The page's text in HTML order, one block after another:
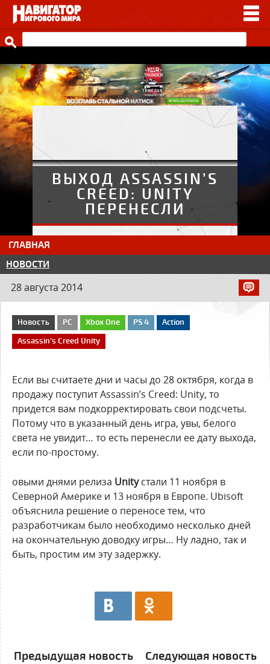
ВИДЕО
СТАТЬИ
ИГРЫ
ПРОЧЕЕ
ИГРЫ ОТ НАШИХ
ВЫХОД ASSASSIN’S
CREED: UNITY
ПЕРЕНЕСЛИ
ГЛАВНАЯ
НОВОСТИ
28 августа 2014
Новость PC Xbox One PS 4
Action
Assassin’s Creed Unity
Если вы считаете дни и часы до 28 октября, когда в
продажу поступит Assassin’s Creed: Unity, то
придется вам подкорректировать свои подсчеты.
Потому что в указанный день игра, увы, белого
света не увидит… то есть перенесли ее дату выхода,
если по-простому.
овыми днями релиза Unityстали 11 ноября в
Северной Америке и 13 ноября в Европе. Ubisoft
объяснила решение о переносе тем, что
разработчикам было необходимо несколько дней
на окончательную доводку игры… Ну ладно, так и
быть, простим им эту задержку.
Предыдущая новость Следующая новость